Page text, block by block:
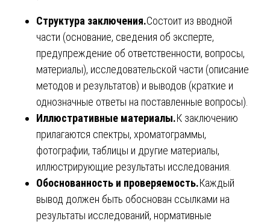
Структура заключения.Состоит из вводной
части (основание, сведения об эксперте,
предупреждение об ответственности, вопросы,
материалы), исследовательской части (описание
методов и результатов) и выводов (краткие и
однозначные ответы на поставленные вопросы).
Иллюстративные материалы.К заключению
прилагаются спектры, хроматограммы,
фотографии, таблицы и другие материалы,
иллюстрирующие результаты исследования.
Обоснованность и проверяемость.Каждый
вывод должен быть обоснован ссылками на
результаты исследований, нормативные